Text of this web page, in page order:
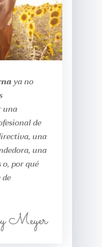
ya no
una
de
una
una
por qué
Meyer